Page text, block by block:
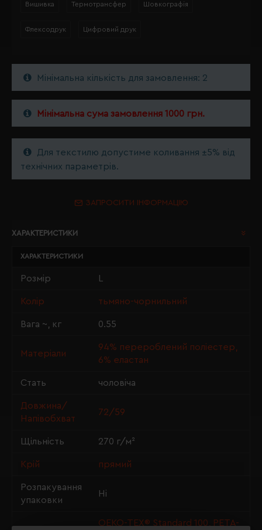
Вишивка Термотрансфер Шовкографія
Флексодрук Цифровий друк
Мінімальна кількість для замовлення: 2
Мінімальна сума замовлення 1000 грн.
Для текстилю допустиме коливання ±5% від
технічних параметрів.
ЗАПРОСИТИ ІНФОРМАЦІЮ
ХАРАКТЕРИСТИКИ
ХАРАКТЕРИСТИКИ
Розмір
Колір тьмяно-чорнильний
Вага ~, кг 0.55
Матеріали
94% перероблений поліестер,
6% еластан
Стать чоловіча
Довжина/
Напівобхват
72/59
Щільність 270 г/м²
Крій прямий
Розпакування
упаковки
Ні
OEKO-TEX® Standard 100, PETA-